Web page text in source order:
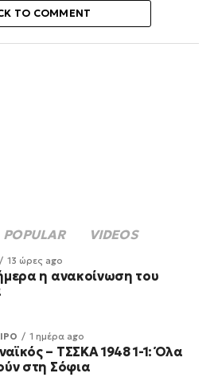
TO COMMENT
POPULAR VIDEOS
13 ώρες ago
η ανακοίνωση του
1 ημέρα ago
– ΤΣΣΚΑ 1948 1-1: Όλα
στη Σόφια